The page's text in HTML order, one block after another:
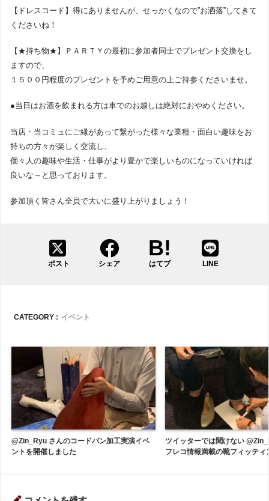
【ドレスコード】得にありませんが、せっかくなので”お洒落”してきて
くださいね！
【★持ち物★】ＰＡＲＴＹの最初に参加者同士でプレゼント交換をし
ますので、
１５００円程度のプレゼントを予めご用意の上ご持参くださいませ。
●当日はお酒を飲まれる方は車でのお越しは絶対におやめください。
当店・当コミュにご縁があって繋がった様々な業種・面白い趣味をお
持ちの方々が楽しく交流し、
個々人の趣味や生活・仕事がより豊かで楽しいものになっていければ
良いな～と思っております。
参加頂く皆さん全員で大いに盛り上がりましょう！
ポスト シェア はてブ LINE
CATEGORY : イベント
@Zin_Ryu さんのコードバン加工実演イベ
ントを開催しました
ツイッターでは聞けない
フレコ情報満載の靴フィッティ